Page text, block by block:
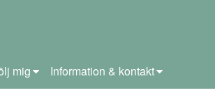
mig Information & kontakt